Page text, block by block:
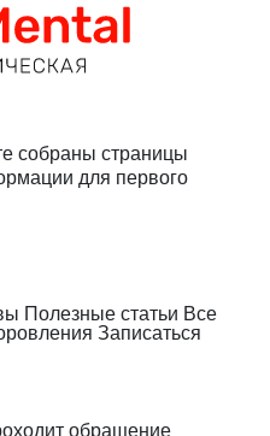
собраны страницы
для первого
Полезные статьи Все
Записаться
обращение